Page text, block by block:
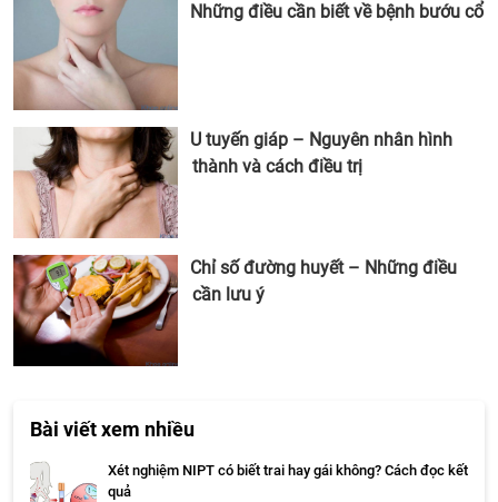
Những điều cần biết về bệnh bướu cổ
U tuyến giáp – Nguyên nhân hình
thành và cách điều trị
Chỉ số đường huyết – Những điều
cần lưu ý
Bài viết xem nhiều
Xét nghiệm NIPT có biết trai hay gái không? Cách đọc kết
quả